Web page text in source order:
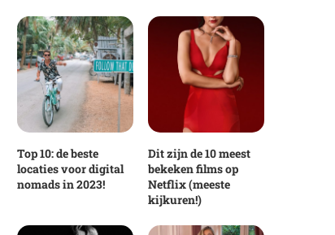
Top 10: de beste
locaties voor digital
nomads in 2023!
Dit zijn de 10 meest
bekeken films op
Netflix (meeste
kijkuren!)